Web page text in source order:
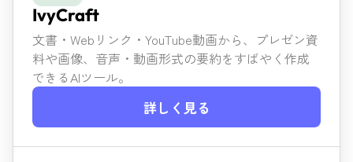
IvyCraft
文書・Webリンク・YouTube動画から、プレゼン資
料や画像、 音声・動画形式の要約をすばやく作成
できるAIツール。
詳しく見る